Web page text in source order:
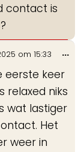
contact is
om 15:33
eerste keer
relaxed niks
wat lastiger
Het
weer in
...